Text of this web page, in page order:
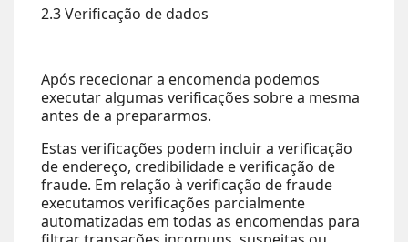
2.3 Verificação de dados
Após rececionar a encomenda podemos
executar algumas verificações sobre a mesma
antes de a prepararmos.
Estas verificações podem incluir a verificação
de endereço, credibilidade e verificação de
fraude. Em relação à verificação de fraude
executamos verificações parcialmente
automatizadas em todas as encomendas para